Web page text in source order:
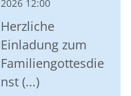
2026 12:00
Herzliche
Einladung zum
Familiengottesdie
nst (...)